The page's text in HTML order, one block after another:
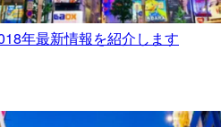
年最新情報を紹介します